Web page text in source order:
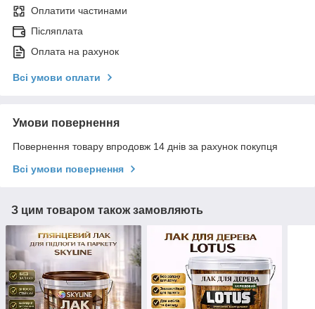
Оплатити частинами
Післяплата
Оплата на рахунок
Всі умови оплати
Умови повернення
Повернення товару впродовж 14 днів за рахунок покупця
Всі умови повернення
З цим товаром також замовляють